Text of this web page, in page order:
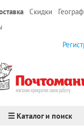
Скидки
☰ Каталог и поиск